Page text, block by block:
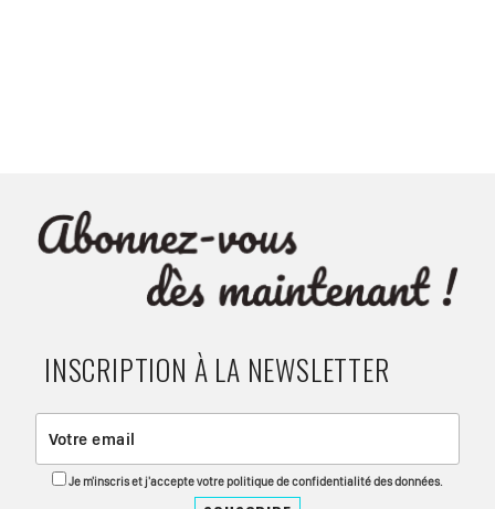
INSCRIPTION À LA NEWSLETTER
Je m'inscris et j'accepte votre politique de confidentialité des données.